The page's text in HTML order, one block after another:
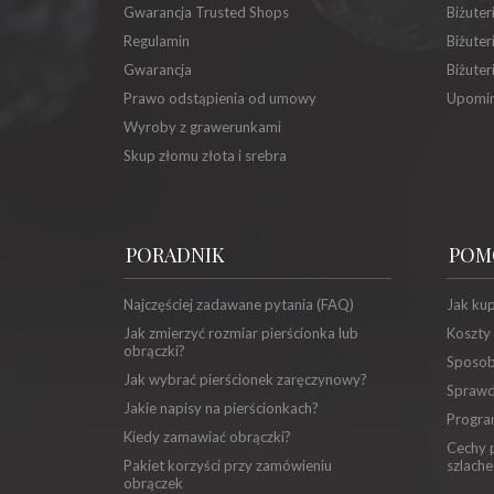
Gwarancja Trusted Shops
Regulamin
Gwarancja
Prawo odstąpienia od umowy
Wyroby z grawerunkami
Skup złomu złota i srebra
PORADNIK
Najczęściej zadawane pytania (FAQ)
Jak zmierzyć rozmiar pierścionka lub
obrączki?
Jak wybrać pierścionek zaręczynowy?
Jakie napisy na pierścionkach?
Kiedy zamawiać obrączki?
Pakiet korzyści przy zamówieniu
obrączek
Jak
Koszty
Cechy